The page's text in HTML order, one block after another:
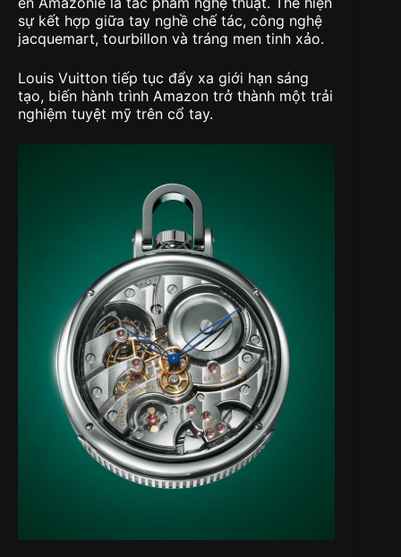
sự kết hợp giữa tay nghề chế tác, công nghệ
jacquemart, tourbillon và tráng men tinh xảo.
Louis Vuitton tiếp tục đẩy xa giới hạn sáng
tạo, biến hành trình Amazon trở thành một trải
nghiệm tuyệt mỹ trên cổ tay.